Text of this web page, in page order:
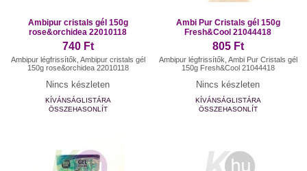
Ambipur cristals gél 150g
rose&orchidea 22010118
740 Ft
Ambipur légfrissítők, Ambipur cristals gél
150g rose&orchidea 22010118
Nincs készleten
KÍVÁNSÁGLISTÁRA
ÖSSZEHASONLÍT
Ambi Pur Cristals gél 150g
Fresh&Cool 21044418
805 Ft
Ambipur légfrissítők, Ambi Pur Cristals gél
150g Fresh&Cool 21044418
Nincs készleten
KÍVÁNSÁGLISTÁRA
ÖSSZEHASONLÍT